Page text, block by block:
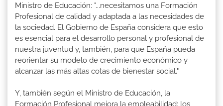
Ministro de Educación: "...necesitamos una Formación
Profesional de calidad y adaptada a las necesidades de
la sociedad. El Gobierno de España considera que esto
es esencial para el desarrollo personal y profesional de
nuestra juventud y, también, para que España pueda
reorientar su modelo de crecimiento económico y
alcanzar las más altas cotas de bienestar social."
Y, también según el Ministro de Educación, la